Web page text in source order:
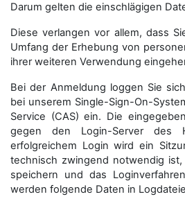
Darum gelten die einschlägigen
Diese verlangen vor allem, dass
Umfang der Erhebung von
ihrer weiteren Verwendung
Bei der Anmeldung loggen Sie
bei unserem Single-Sign-On-
Service (CAS) ein. Die
gegen den Login-Server des
erfolgreichem Login wird ein
technisch zwingend notwendig
speichern und das
werden folgende Daten in